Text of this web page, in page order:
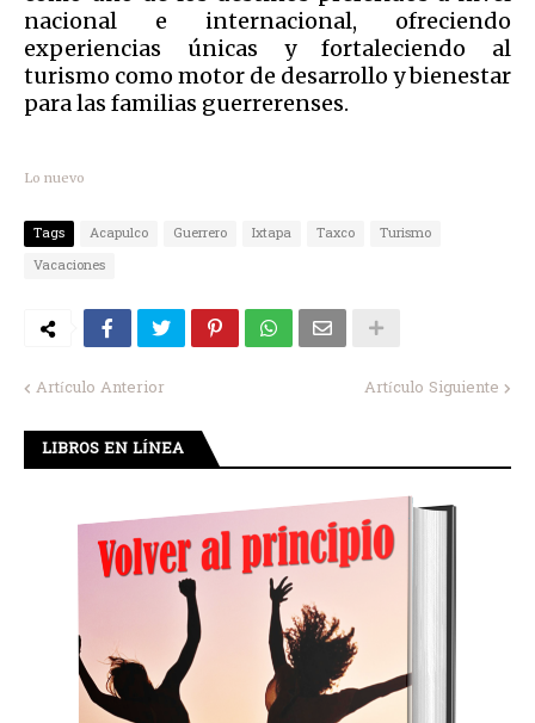
nacional e internacional, ofreciendo
experiencias únicas y fortaleciendo al
turismo como motor de desarrollo y bienestar
para las familias guerrerenses.
Lo nuevo
Tags Acapulco Guerrero Ixtapa Taxco
Turismo
Vacaciones
Artículo Anterior Artículo Siguiente
LIBROS EN LÍNEA